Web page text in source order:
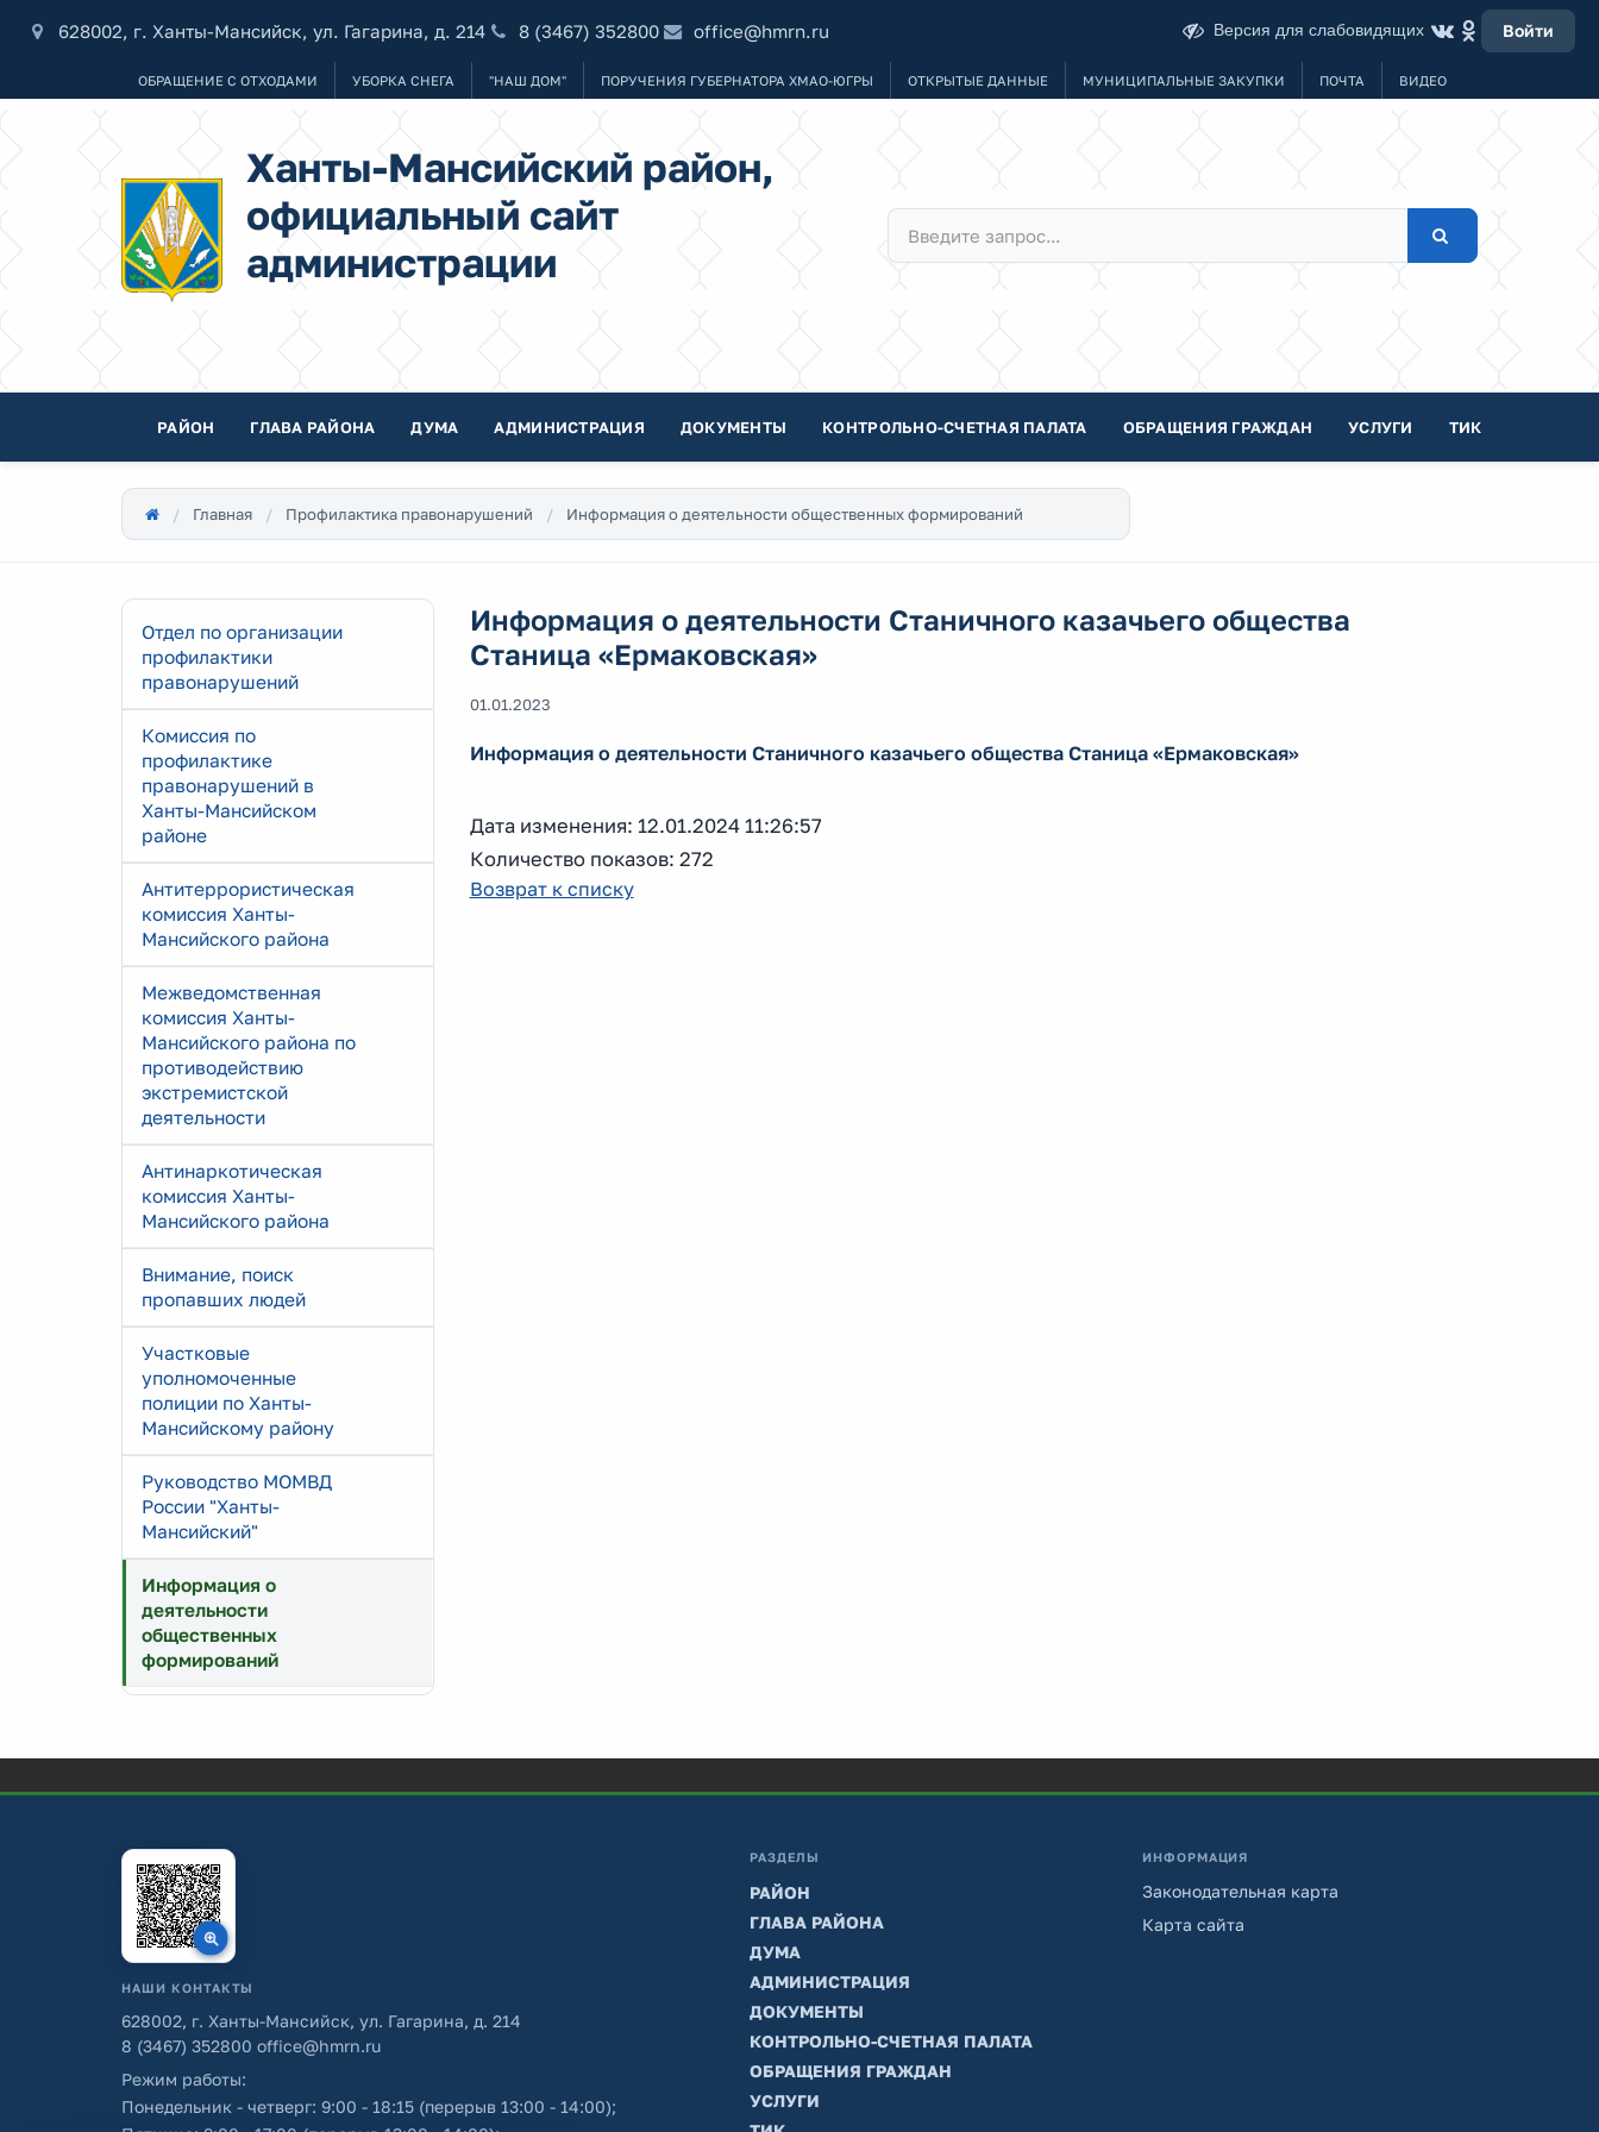
628002, г. Ханты-Мансийск, ул. Гагарина, д. 214 8 (3467) 352800 office@hmrn.ru Версия для слабовидящих Войти
ОБРАЩЕНИЕ С ОТХОДАМИ УБОРКА СНЕГА "НАШ ДОМ" ПОРУЧЕНИЯ ГУБЕРНАТОРА ХМАО-ЮГРЫ ОТКРЫТЫЕ ДАННЫЕ МУНИЦИПАЛЬНЫЕ ЗАКУПКИ ПОЧТА ВИДЕО
Ханты-Мансийский район,
официальный сайт
администрации
РАЙОН ГЛАВА РАЙОНА ДУМА АДМИНИСТРАЦИЯ ДОКУМЕНТЫ КОНТРОЛЬНО-СЧЕТНАЯ ПАЛАТА ОБРАЩЕНИЯ ГРАЖДАН УСЛУГИ ТИК
Главная Профилактика правонарушений Информация о деятельности общественных формирований
Отдел по организации
профилактики
правонарушений
Комиссия по
профилактике
правонарушений в
Ханты-Мансийском
районе
Антитеррористическая
комиссия Ханты-
Мансийского района
Межведомственная
комиссия Ханты-
Мансийского района по
противодействию
экстремистской
деятельности
Антинаркотическая
комиссия Ханты-
Мансийского района
Внимание, поиск
пропавших людей
Участковые
уполномоченные
полиции по Ханты-
Мансийскому району
Руководство МОМВД
России "Ханты-
Мансийский"
Информация о
деятельности
общественных
формирований
Информация о деятельности Станичного казачьего общества
Станица «Ермаковская»
01.01.2023
Информация о деятельности Станичного казачьего общества Станица «Ермаковская»
Дата изменения: 12.01.2024 11:26:57
Количество показов: 272
Возврат к списку
НАШИ КОНТАКТЫ
628002, г. Ханты-Мансийск, ул. Гагарина, д. 214
8 (3467) 352800 office@hmrn.ru
Режим работы:
Понедельник - четверг: 9:00 - 18:15 (перерыв 13:00 - 14:00);
РАЗДЕЛЫ
РАЙОН
ГЛАВА РАЙОНА
ДУМА
АДМИНИСТРАЦИЯ
ДОКУМЕНТЫ
КОНТРОЛЬНО-СЧЕТНАЯ ПАЛАТА
ОБРАЩЕНИЯ ГРАЖДАН
УСЛУГИ
ИНФОРМАЦИЯ
Законодательная карта
Карта сайта